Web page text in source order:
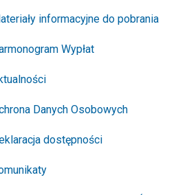
informacyjne do pobrania
Wypłat
Danych Osobowych
dostępności